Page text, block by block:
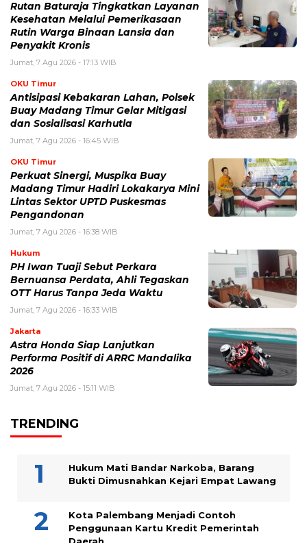
Rutan Baturaja Tingkatkan Layanan
Kesehatan Melalui Pemerikasaan
Rutin Warga Binaan Lansia dan
Penyakit Kronis
Jumat, 7 Agu 2026 - 17:13 WIB
OKU Timur
Antisipasi Kebakaran Lahan, Polsek
Buay Madang Timur Gelar Mitigasi
dan Sosialisasi Karhutla
Jumat, 7 Agu 2026 - 16:45 WIB
OKU Timur
Perkuat Sinergi, Muspika Buay
Madang Timur Hadiri Lokakarya Mini
Lintas Sektor UPTD Puskesmas
Pengandonan
Jumat, 7 Agu 2026 - 16:38 WIB
Hukum
PH Iwan Tuaji Sebut Perkara
Bernuansa Perdata, Ahli Tegaskan
OTT Harus Tanpa Jeda Waktu
Jumat, 7 Agu 2026 - 16:33 WIB
Jakarta
Astra Honda Siap Lanjutkan
Performa Positif di ARRC Mandalika
2026
Jumat, 7 Agu 2026 - 15:11 WIB
TRENDING
Hukum Mati Bandar Narkoba, Barang
Bukti Dimusnahkan Kejari Empat Lawang
Kota Palembang Menjadi Contoh
Penggunaan Kartu Kredit Pemerintah